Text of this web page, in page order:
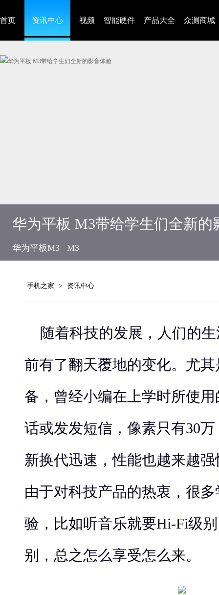
首页 资讯中心 视频 智能硬件 产品大全 众测商城
华为平板 M3带给学生们全新的
华为平板M3 M3
手机之家 > 资讯中心
随着科技的发展，人们的
前有了翻天覆地的变化。尤
备，曾经小编在上学时所使
话或发发短信，像素只有30
新换代迅速，性能也越来越
由于对科技产品的热衷，很
验，比如听音乐就要Hi-Fi级
别，总之怎么享受怎么来。